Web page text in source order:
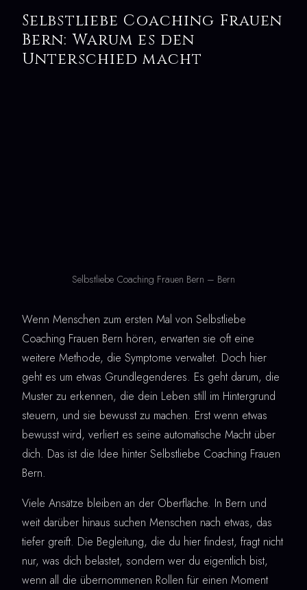
Selbstliebe Coaching Frauen
Bern: Warum es den
Unterschied macht
Selbstliebe Coaching Frauen Bern – Bern
Wenn Menschen zum ersten Mal von Selbstliebe
Coaching Frauen Bern hören, erwarten sie oft eine
weitere Methode, die Symptome verwaltet. Doch hier
geht es um etwas Grundlegenderes. Es geht darum, die
Muster zu erkennen, die dein Leben still im Hintergrund
steuern, und sie bewusst zu machen. Erst wenn etwas
bewusst wird, verliert es seine automatische Macht über
dich. Das ist die Idee hinter Selbstliebe Coaching Frauen
Bern.
Viele Ansätze bleiben an der Oberfläche. In Bern und
weit darüber hinaus suchen Menschen nach etwas, das
tiefer greift. Die Begleitung, die du hier findest, fragt nicht
nur, was dich belastet, sondern wer du eigentlich bist,
wenn all die übernommenen Rollen für einen Moment